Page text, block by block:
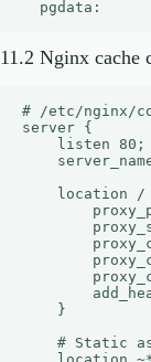
11.2 Nginx cache
# /etc/nginx/
server {
    listen 80;
location /
    }
# Static